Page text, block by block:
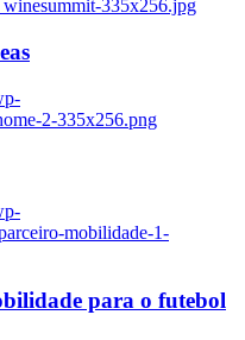
335x256.jpg
2-335x256.png
mobilidade-1-
para o futebol